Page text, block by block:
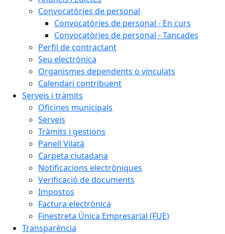
Convocatòries de personal
Convocatòries de personal - En curs
Convocatòries de personal - Tancades
Perfil de contractant
Seu electrònica
Organismes dependents o vinculats
Calendari contribuent
Serveis i tràmits
Oficines municipals
Serveis
Tràmits i gestions
Panell Vilatà
Carpeta ciutadana
Notificacions electròniques
Verificació de documents
Impostos
Factura electrònica
Finestreta Única Empresarial (FUE)
Transparència